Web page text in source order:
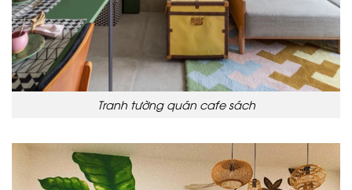
Tranh tường quán cafe sách